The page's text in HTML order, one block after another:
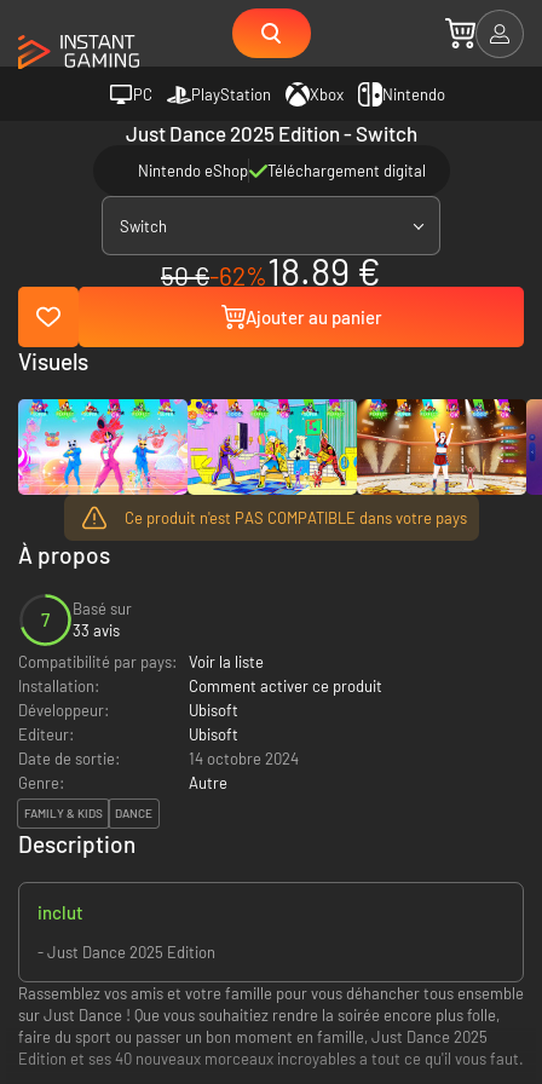
PC PlayStation Xbox Nintendo
Just Dance 2025 Edition - Switch
Nintendo eShop Téléchargement digital
Switch
50 €-62%18.89 €
Ajouter au panier
Ce produit n'est PAS COMPATIBLE dans votre pays
À propos
7
Basé sur
33 avis
Compatibilité par pays:
Voir la liste
Installation:
Comment activer ce produit
Développeur:
Ubisoft
Editeur:
Ubisoft
Date de sortie:
14 octobre 2024
Genre:
Autre
FAMILY & KIDS DANCE
Visuels
Description
inclut
- Just Dance 2025 Edition
Rassemblez vos amis et votre famille pour vous déhancher tous ensemble
sur Just Dance ! Que vous souhaitiez rendre la soirée encore plus folle,
faire du sport ou passer un bon moment en famille, Just Dance 2025
Edition et ses 40 nouveaux morceaux incroyables a tout ce qu'il vous faut.